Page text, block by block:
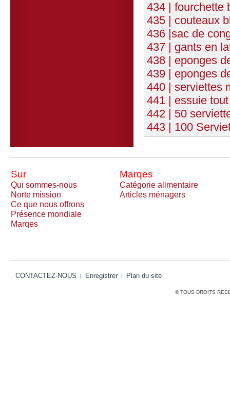
434 | fourchette
435 | couteaux
436 |sac de
437 | gants en
438 | eponges
439 | eponges
440 | serviettes
441 | essuie
442 | 50
443 | 100
Sur Marqes
Qui sommes-nous
Catégorie alimentaire
Norte mission
Articles ménagers
Ce que nous offrons
Présence mondiale
Marqes
CONTACTEZ-NOUS Enregistrer Plan du site
© TOUS DROITS